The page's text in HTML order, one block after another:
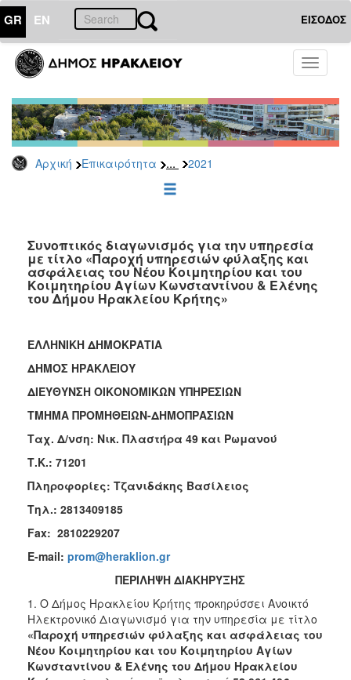
GR EN ΕΙΣΟΔΟΣ
Toggle
Αρχική Επικαιρότητα ... 2021
ΕΠΙΚΑΙΡΟΤΗΤΑ
-
Δημοπρασίες
Αρχείο
2026
2022
2021
2020
2018
2017
2016
2015
2013
ΔΗΜΟΤΗΣ
ΕΠΙΣΚΕΠΤΗΣ
ΗΡΑΚΛΕΙΟ
Συνοπτικός διαγωνισμός για την υπηρεσία
με τίτλο «Παροχή υπηρεσιών φύλαξης και
ασφάλειας του Νέου Κοιμητηρίου και του
Κοιμητηρίου Αγίων Κωνσταντίνου & Ελένης
του Δήμου Ηρακλείου Κρήτης»
ΕΛΛΗΝΙΚΗ ΔΗΜΟΚΡΑΤΙΑ
ΔΗΜΟΣ ΗΡΑΚΛΕΙΟΥ
ΔΙΕΥΘΥΝΣΗ ΟΙΚΟΝΟΜΙΚΩΝ ΥΠΗΡΕΣΙΩΝ
ΤΜΗΜΑ ΠΡΟΜΗΘΕΙΩΝ-ΔΗΜΟΠΡΑΣΙΩΝ
Ταχ. Δ/νση: Νικ. Πλαστήρα 49 και
Τ.Κ.: 71201
Πληροφορίες: Τζανιδάκης Βασίλειος
Τηλ.: 2813409185
Fax: 2810229207
E-mail: prom@heraklion.gr
ΠΕΡΙΛΗΨΗ ΔΙΑΚΗΡΥΞΗΣ
1. Ο Δήμος Ηρακλείου Κρήτης προκηρύσσει Ανοικτό
Ηλεκτρονικό Διαγωνισμό για την υπηρεσία με τίτλο
«Παροχή υπηρεσιών φύλαξης και ασφάλειας του
Νέου Κοιμητηρίου και του Κοιμητηρίου Αγίων
Κωνσταντίνου & Ελένης του Δήμου Ηρακλείου